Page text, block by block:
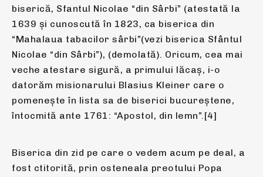
biserică, Sfantul Nicolae “din Sârbi” (atestată la
1639 și cunoscută în 1823, ca biserica din
“Mahalaua tabacilor sârbi”(vezi biserica Sfântul
Nicolae “din Sârbi”), (demolată). Oricum, cea mai
veche atestare sigură, a primului lăcaș, i-o
datorăm misionarului Blasius Kleiner care o
pomenește în lista sa de biserici bucureștene,
întocmită ante 1761: “Apostol, din lemn”.[4]
Biserica din zid pe care o vedem acum pe deal, a
fost ctitorită, prin osteneala preotului Popa